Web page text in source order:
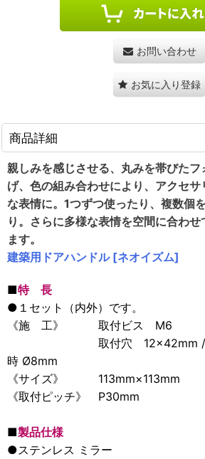
お問い合わせ
お気に入り登録
商品詳細
親しみを感じさせる、丸みを帯びた
げ、色の組み合わせにより、アクセサ
な表情に。1つずつ使ったり、複数個
り。さらに多様な表情を空間に合わ
ます。
建築用ドアハンドル [ネオイズム]
■特 長
●１セット（内外）です。
《施 工》 取付ビス M6
取付穴 12×42mm / フラ
時 Ø8mm
《サイズ》 113mm×113mm
《取付ピッチ》 P30mm
■製品仕様
●ステンレス ミラー